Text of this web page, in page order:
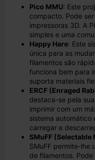
Pico MMU: Este
compacto. Pode
impressoras 3D. A
simples e uma
Happy Hare: Este
única para as
filamentos são
funciona bem para
suporta materiais
ERCF (Enraged
destaca-se pela
imprimir com um
sistema automático
carregar e
SMuFF (Selectable
SMuFF permite-lhe
de filamentos.